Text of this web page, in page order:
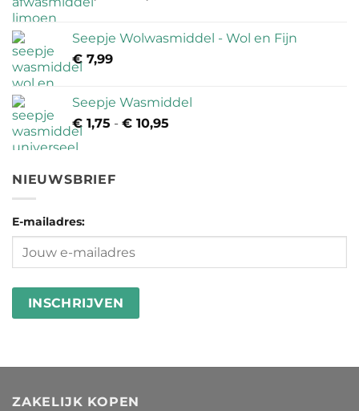
€ 3,49
Seepje Wolwasmiddel - Wol en Fijn
€ 7,99
Seepje Wasmiddel
€ 1,75 - € 10,95
NIEUWSBRIEF
E-mailadres:
ZAKELIJK KOPEN